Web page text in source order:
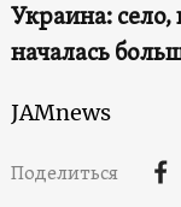
Украина: село,
началась
JAMnews
Поделиться